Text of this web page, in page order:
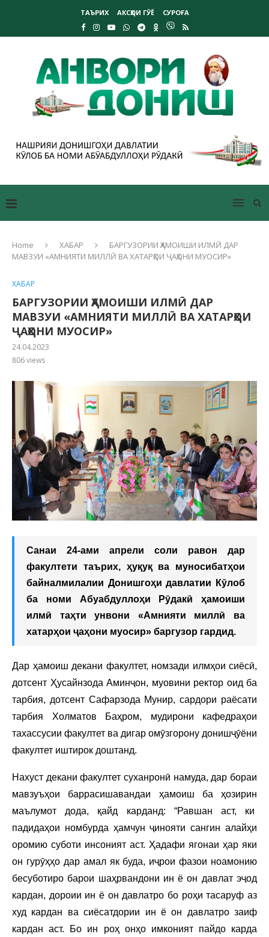
ТАЪРИХ АКСҲОИ ГӮЁ СУРОҒА
Home ХАБАР
БАРГУЗОРИИ ҲАМОИШИ ИЛМӢ ДАР
МАВЗУИ «АМНИЯТИ МИЛЛӢ ВА ХАТАРҲОИ ҶАҲОНИ МУОСИР»
ХАБАР
БАРГУЗОРИИ ҲАМОИШИ ИЛМӢ ДАР
МАВЗУИ «АМНИЯТИ МИЛЛӢ ВА ХАТАРҲОИ
ҶАҲОНИ МУОСИР»
24.04.2023
806views
Санаи 24-ами апрели соли равон дар
факултети таърих, ҳуқуқ ва муносибатҳои
байналмилалии Донишгоҳи давлатии Кӯлоб
ба номи Абуабдуллоҳи Рӯдакӣ ҳамоиши
илмӣ таҳти унвони «Амнияти миллӣ ва
хатарҳои ҷаҳони муосир» баргузор гардид.
Дар ҳамоиш декани факултет, номзади илмҳои сиёсӣ,
дотсент Ҳусайнзода Аминҷон, муовини ректор оид ба
тарбия, дотсент Сафарзода Мунир, сардори раёсати
тарбия Холматов Баҳром, мудирони кафедраҳои
тахассусии факултет ва дигар омӯзгорону донишҷӯёни
факултет иштирок доштанд.
Нахуст декани факултет суханронӣ намуда, дар бораи
мавзуъҳои баррасишавандаи ҳамоиш ба ҳозирин
маълумот дода, қайд карданд: “Равшан аст, ки
падидаҳои номбурда ҳамчун ҷинояти сангин алайҳи
оромию суботи инсоният аст. Ҳадафи ягонаи ҳар яки
он гурӯҳҳо дар амал як буда, иҷрои фазои ноамонию
бесуботиро барои шаҳрвандони ин ё он давлат эҷод
кардан, дороии ин ё он давлатро бо роҳи тасаруф аз
худ кардан ва сиёсатдории ин ё он давлатро заиф
кардан аст. Бо ин роҳ онҳо имконият пайдо карда